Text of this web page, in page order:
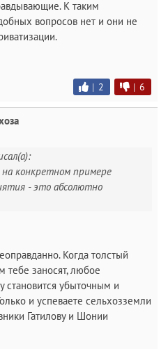
К таким
вопросов нет и они не
| 2 | 6
конкретном примере
- это абсолютно
Когда толстый
тебе заносят, любое
становится убыточным и
и успеваете сельхозземли
Гатилову и Шонии